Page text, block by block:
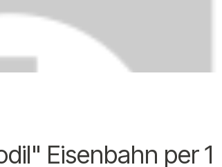
Eisenbahn per 1